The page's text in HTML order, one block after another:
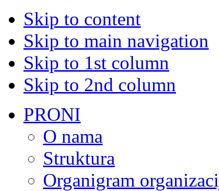
Skip to content
Skip to main navigation
Skip to 1st column
Skip to 2nd column
PRONI
O nama
Struktura
Organigram